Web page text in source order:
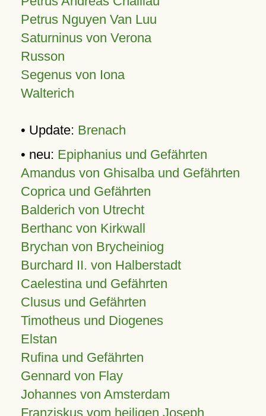
Petrus Nguyen Van Luu
Saturninus von Verona
Russon
Segenus von Iona
Walterich
• Update: Brenach
• neu: Epiphanius und Gefährten
Amandus von Ghisalba und Gefährten
Coprica und Gefährten
Balderich von Utrecht
Berthanc von Kirkwall
Brychan von Brycheiniog
Burchard II. von Halberstadt
Caelestina und Gefährten
Clusus und Gefährten
Timotheus und Diogenes
Elstan
Rufina und Gefährten
Gennard von Flay
Johannes von Amsterdam
Franziskus vom heiligen Joseph